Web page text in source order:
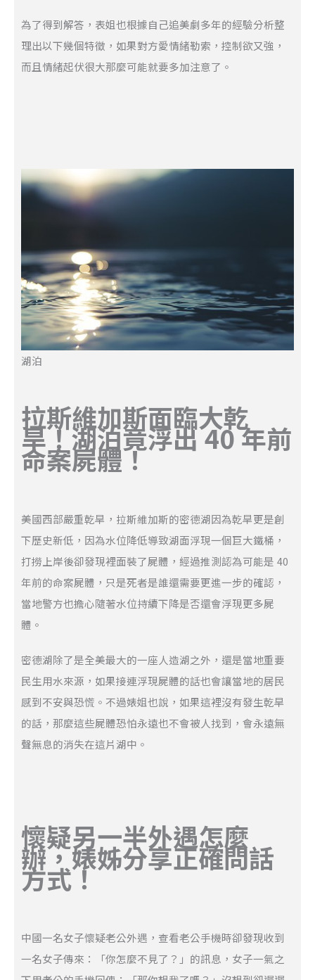
為了得到解答，表姐也根據自己追美劇多年的經驗分析整
理出以下幾個特徵，如果對方愛情緒勒索，控制欲又強，
而且情緒起伏很大那麼可能就要多加注意了。
湖泊
拉斯維加斯面臨大乾
旱！湖泊竟浮出 40 年前
命案屍體！
美國西部嚴重乾旱，拉斯維加斯的密德湖因為乾旱更是創
下歷史新低，因為水位降低導致湖面浮現一個巨大鐵桶，
打撈上岸後卻發現裡面裝了屍體，經過推測認為可能是 40
年前的命案屍體，只是死者是誰還需要更進一步的確認，
當地警方也擔心隨著水位持續下降是否還會浮現更多屍
體。
密德湖除了是全美最大的一座人造湖之外，還是當地重要
民生用水來源，如果接連浮現屍體的話也會讓當地的居民
感到不安與恐慌。不過婊姐也說，如果這裡沒有發生乾旱
的話，那麼這些屍體恐怕永遠也不會被人找到，會永遠無
聲無息的消失在這片湖中。
懷疑另一半外遇怎麼
辦，婊姊分享正確問話
方式！
中國一名女子懷疑老公外遇，查看老公手機時卻發現收到
一名女子傳來：「你怎麼不見了？」的訊息，女子一氣之